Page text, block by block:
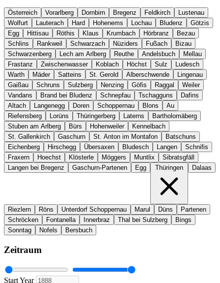
Österreich Vorarlberg Dornbirn Bregenz Feldkirch
Lustenau
Wolfurt
Lauterach Hard Hohenems Lochau Bludenz
Götzis
Egg
Hittisau Röthis Klaus Krumbach Hörbranz
Bezau
Schlins
Rankweil Schwarzach Nüziders Fußach
Bizau
Schwarzenberg
Lech am Arlberg Reuthe Andelsbuch
Mellau
Frastanz
Zwischenwasser Koblach Höchst Sulz
Ludesch
Warth
Mäder Satteins St. Gerold Alberschwende
Lingenau
Gaißau
Schruns Sulzberg Nenzing Göfis Raggal
Weiler
Vandans
Brand bei Bludenz Schnepfau Tschagguns
Dafins
Altach
Langenegg Doren Schoppernau Blons
Au
Riefensberg
Lorüns Thüringerberg Laterns
Bartholomäberg
Stuben am Arlberg
Bürs Hohenweiler
Kennelbach
St. Gallenkirch
Gaschurn St. Anton im Montafon
Batschuns
Eichenberg
Hirschegg Übersaxen Bludesch Langen
Schnifis
Fraxern
Hoechst Klösterle Möggers Muntlix
Sibratsgfäll
Langen bei Bregenz
Gaschurn-Partenen Egg Thüringen Dalaas
Riezlern Röns Unterdorf Schoppernau Marul Düns
Partenen
Schröcken
Fontanella Innerbraz Thal bei Sulzberg
Bings
Sonntag
Nofels Bersbuch
Zeitraum
Start Year